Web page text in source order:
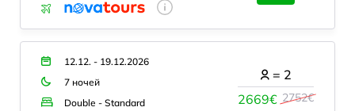
12.12. - 19.12.2026
7 ночей
Double - Standard
2669€ 2752€
= 2